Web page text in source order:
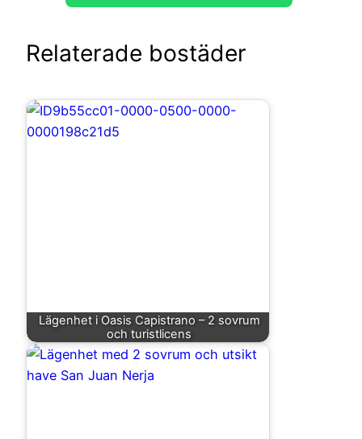
Relaterade bostäder
Lägenhet i Oasis Capistrano – 2 sovrum
och turistlicens